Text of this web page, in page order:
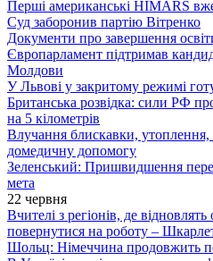
Перші американські HIMARS вже
Суд заборонив партію Вітренко
Документи про завершення
Європарламент підтримав
Молдови
У Львові у закритому режимі
Британська розвідка: сили РФ
на 5 кілометрів
Влучання блискавки, утоплення,
домедичну допомогу
Зеленський: Пришвидшення
мета
22 червня
Вчителі з регіонів, де
повернутися на роботу –
Шольц: Німеччина продовжить